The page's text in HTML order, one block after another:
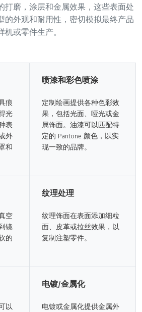
打磨，涂层和金属效果，这些表面处
的外观和耐用性，密切模拟最终产品
机或零件生产。
痕
光
表
外
和
喷漆和彩色喷涂
定制绘画提供各种色彩效
果，包括光面、哑光或金
属饰面。油漆可以匹配特
定的 Pantone 颜色，以实
现一致的品牌。
空
镜
的
纹理处理
纹理饰面在表面添加细粒
面、皮革或拉丝效果，以
复制注塑零件。
以
电镀/金属化
电镀或金属化提供金属外